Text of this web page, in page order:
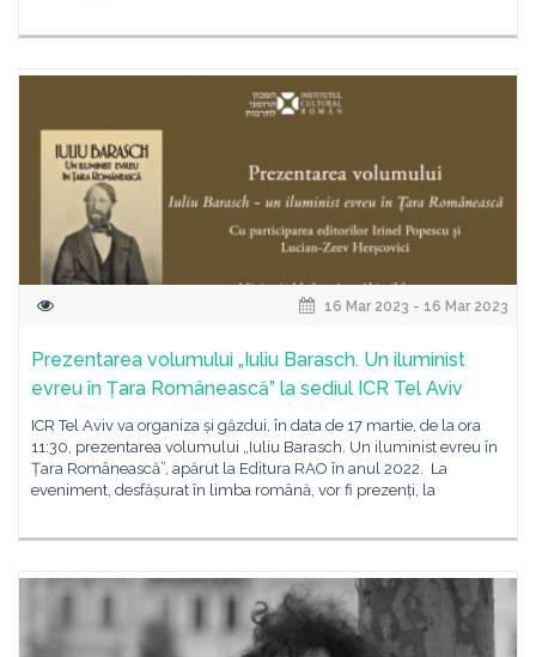
16 Mar 2023 - 16 Mar 2023
Prezentarea volumului „Iuliu Barasch. Un iluminist
evreu în Țara Românească” la sediul ICR Tel Aviv
ICR Tel Aviv va organiza și găzdui, în data de 17 martie, de la ora
11:30, prezentarea volumului „Iuliu Barasch. Un iluminist evreu în
Țara Românească”, apărut la Editura RAO în anul 2022. La
eveniment, desfășurat în limba română, vor fi prezenți, la